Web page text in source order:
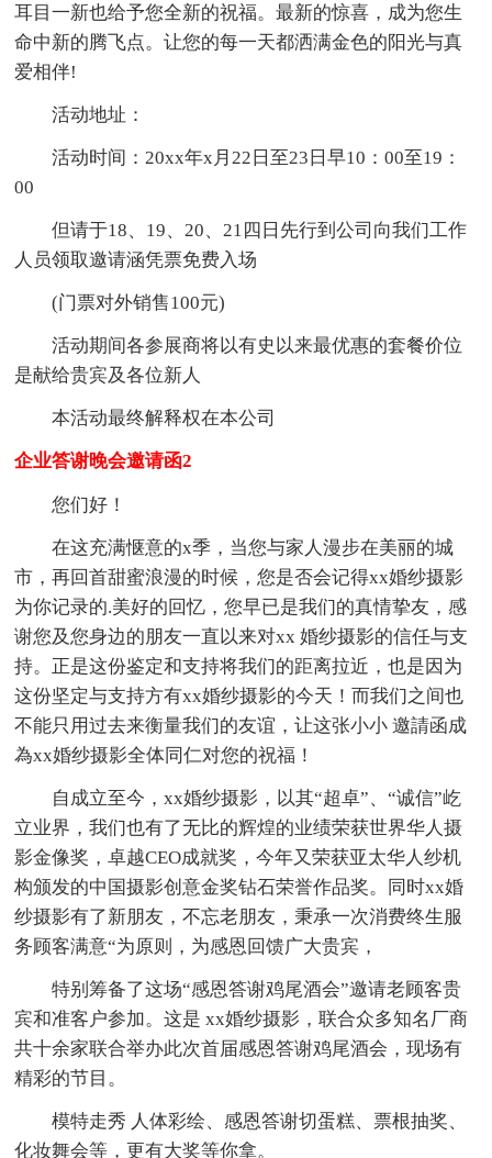
耳目一新也给予您全新的祝福。最新的惊喜，成为您生
命中新的腾飞点。让您的每一天都洒满金色的阳光与真
爱相伴!
活动地址：
活动时间：20xx年x月22日至23日早10：00至19：
00
但请于18、19、20、21四日先行到公司向我们工作
人员领取邀请涵凭票免费入场
(门票对外销售100元)
活动期间各参展商将以有史以来最优惠的套餐价位
是献给贵宾及各位新人
本活动最终解释权在本公司
企业答谢晚会邀请函2
您们好！
在这充满惬意的x季，当您与家人漫步在美丽的城
市，再回首甜蜜浪漫的时候，您是否会记得xx婚纱摄影
为你记录的.美好的回忆，您早已是我们的真情挚友，感
谢您及您身边的朋友一直以来对xx 婚纱摄影的信任与支
持。正是这份鉴定和支持将我们的距离拉近，也是因为
这份坚定与支持方有xx婚纱摄影的今天！而我们之间也
不能只用过去来衡量我们的友谊，让这张小小 邀請函成
為xx婚纱摄影全体同仁对您的祝福！
自成立至今，xx婚纱摄影，以其“超卓”、“诚信”屹
立业界，我们也有了无比的辉煌的业绩荣获世界华人摄
影金像奖，卓越CEO成就奖，今年又荣获亚太华人纱机
构颁发的中国摄影创意金奖钻石荣誉作品奖。同时xx婚
纱摄影有了新朋友，不忘老朋友，秉承一次消费终生服
务顾客满意“为原则，为感恩回馈广大贵宾，
特别筹备了这场“感恩答谢鸡尾酒会”邀请老顾客贵
宾和准客户参加。这是 xx婚纱摄影，联合众多知名厂商
共十余家联合举办此次首届感恩答谢鸡尾酒会，现场有
精彩的节目。
模特走秀 人体彩绘、感恩答谢切蛋糕、票根抽奖、
化妆舞会等，更有大奖等你拿。